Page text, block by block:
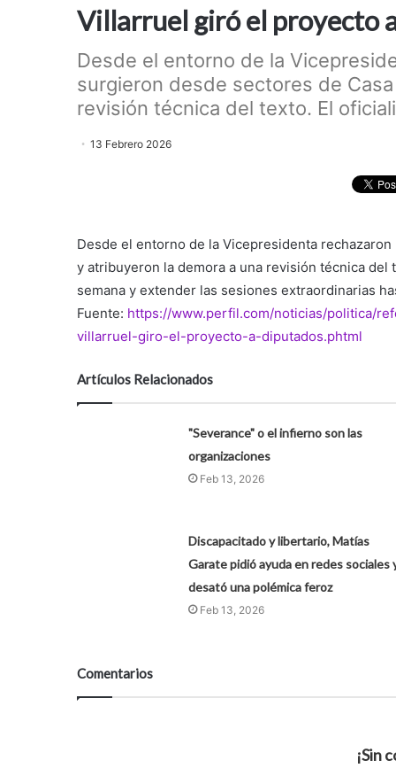
Villarruel giró el proyecto
Desde el entorno de la
surgieron desde sectores de
revisión técnica del texto. El
13 Febrero 2026
Desde el entorno de la Vicepresidenta
y atribuyeron la demora a una revisión técnica
semana y extender las sesiones extraordinarias
Fuente: https://www.perfil.com/noticias/politica/
villarruel-giro-el-proyecto-a-diputados.phtml
Artículos Relacionados
"Severance" o el infierno son las
organizaciones
Feb 13, 2026
Discapacitado y libertario, Matías
Garate pidió ayuda en redes sociales
desató una polémica feroz
Feb 13, 2026
Comentarios
¡Sin